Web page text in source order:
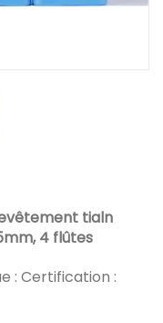
tialn
4 flûtes
: Certification :